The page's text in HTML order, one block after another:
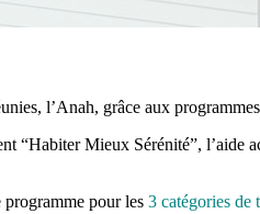
l’Anah, grâce aux
“Habiter Mieux Sérénité”, l’aide
pour les 3 catégories de